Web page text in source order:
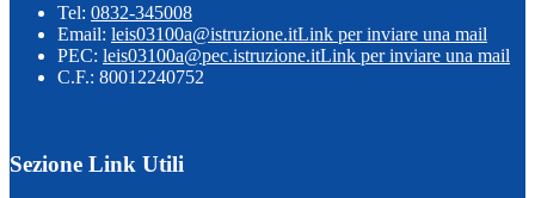
Tel: 0832-345008
Email: leis03100a@istruzione.itLink per inviare una mail
PEC: leis03100a@pec.istruzione.itLink per inviare una mail
C.F.: 80012240752
Sezione Link Utili